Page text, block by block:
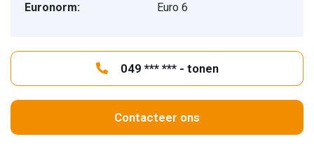
Euronorm:
Euro 6
049 *** *** - tonen
Contacteer ons